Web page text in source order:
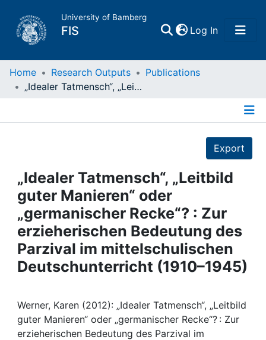
University of Bamberg
FIS Log In(current)
Home
Projects
People
Institutions
Awards
Help
Home Research Outputs
Publications
„Idealer Tatmensch“, „Leitbild guter Manieren“ oder „germanischer Recke“? : Zur erzieherischen Bedeutung des Parzival im mittelschulischen Deutschunterricht (1910–1945)
Export
„Idealer Tatmensch“, „Leitbild
guter Manieren“ oder
„germanischer Recke“? : Zur
erzieherischen Bedeutung des
Parzival im mittelschulischen
Deutschunterricht (1910–1945)
Werner, Karen (2012): „Idealer Tatmensch“, „Leitbild
guter Manieren“ oder „germanischer Recke“? : Zur
erzieherischen Bedeutung des Parzival im